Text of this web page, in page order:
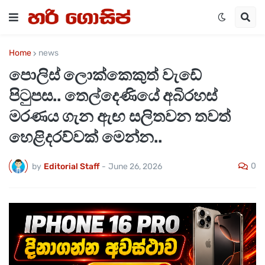
Home news
පොලිස් ලොක්කෙකුත් වැඩේ
පිටුපස.. තෙල්දෙණියේ අබිරහස්
මරණය ගැන ඇඟ සලිතවන තවත්
හෙළිදරව්වක් මෙන්න..
by Editorial Staff - June 26, 2026 0